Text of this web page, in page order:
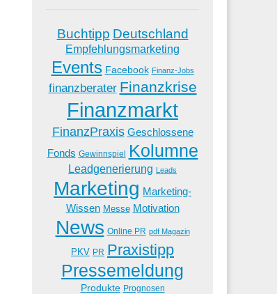
Buchtipp Deutschland
Empfehlungsmarketing
Events Facebook Finanz-Jobs
finanzberater Finanzkrise
Finanzmarkt
FinanzPraxis Geschlossene
Fonds Gewinnspiel Kolumne
Leadgenerierung Leads
Marketing Marketing-
Wissen Messe Motivation
News Online PR pdf Magazin
PKV PR Praxistipp
Pressemeldung
Produkte Prognosen